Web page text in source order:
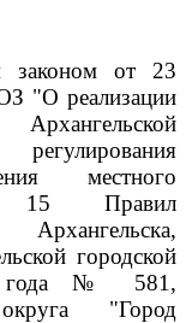
законом от 23
"О реализации
местного
15 Правил
городской
года № 581,
"Город